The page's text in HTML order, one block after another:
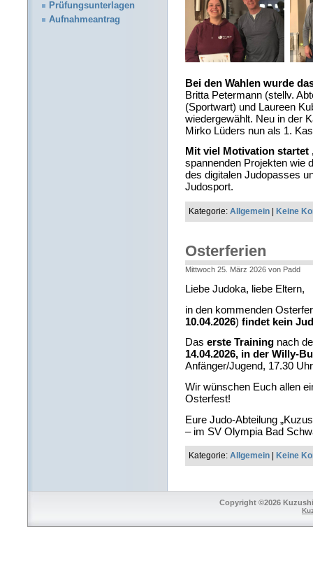
Bei den Wahlen wurde
Britta Petermann (stellv.
(Sportwart) und Laureen
wiedergewählt. Neu in der
Mirko Lüders nun als 1.
Mit viel Motivation startet
spannenden Projekten wie
des digitalen Judopasses
Judosport.
Kategorie: Allgemein Keine
Osterferien
Mittwoch 25. März 2026 von Padd
Liebe Judoka, liebe Eltern,
in den kommenden
10.04.2026) findet kein
Das erste Training nach
14.04.2026, in der Willy-
Anfänger/Jugend, 17.30
Wir wünschen Euch allen
Osterfest!
Eure Judo-Abteilung
– im SV Olympia Bad
Kategorie: Allgemein Keine
Prüfungsunterlagen
Aufnahmeantrag
Copyright ©2026